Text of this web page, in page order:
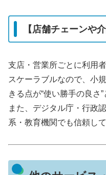
【店舗チェーンや
支店・営業所ごとに利用
スケーラブルなので、小
きる点が“使い勝手の良さ”
また、デジタル庁・行政
系・教育機関でも信頼し